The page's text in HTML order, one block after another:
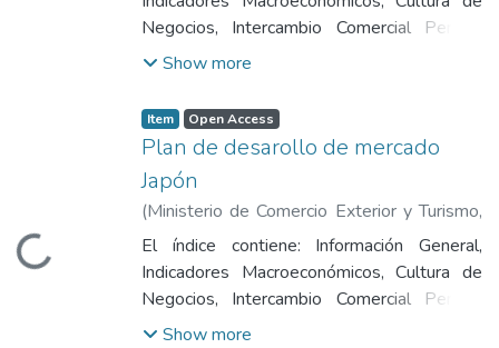
Negocios, Intercambio Comercial Perú -
Panamá, Acuerdos Comerciales y
y Transporte de Mercaderías,Canales de
Comercialización, Tendencias del
Consumidor y Características del Mercado,
Priorización de Productos, Oportunidades
Comerciales para Productos Peruanos, Plan
de Acción, Principales Ferias en Panamá y
Fuentes de Información.
Show more
Item Open Access
Plan de desarollo de mercado
Japón
(Ministerio de Comercio Exterior y Turismo,
2014)Ministerio de Comercio Exterior y
Turismo
El índice contiene: Información General,
Indicadores Macroeconómicos, Cultura de
Negocios, Intercambio Comercial Perú -
Japón, Acuerdos Comerciales y
Show more